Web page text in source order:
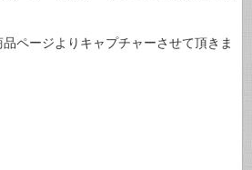
ページよりキャプチャーさせて頂きま